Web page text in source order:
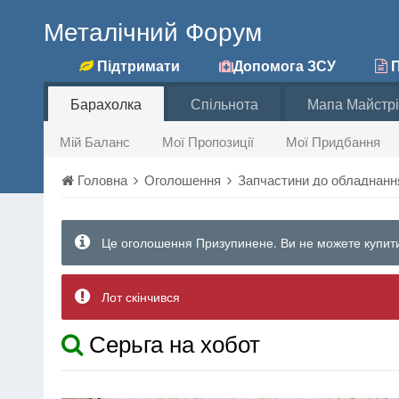
Металічний Форум
Підтримати Допомога ЗСУ
Барахолка
Мій Баланс Мої Пропозиції Мої Придбання
Спільнота Мапа
Головна Оголошення Запчастини до
Це оголошення Призупинене. Ви не можете
Лот скінчився
Серьга на хобот